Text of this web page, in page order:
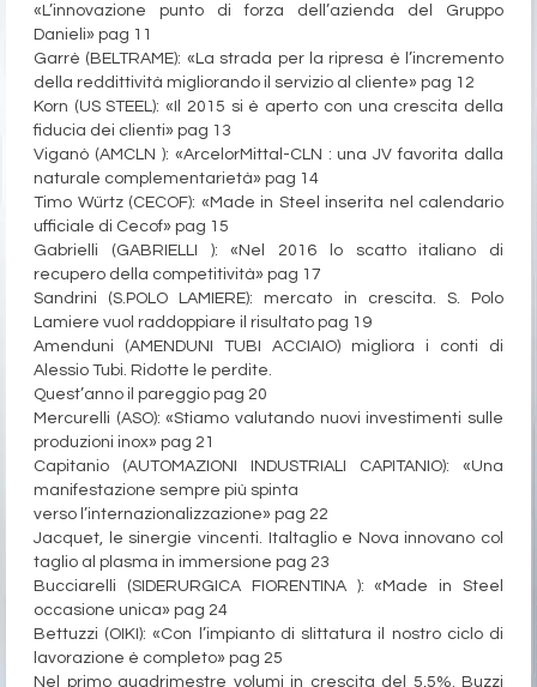
«L’innovazione punto di forza dell’azienda del Gruppo
Danieli» pag 11
Garrè (BELTRAME): «La strada per la ripresa è l’incremento
della reddittività migliorando il servizio al cliente» pag 12
Korn (US STEEL): «Il 2015 si è aperto con una crescita della
fiducia dei clienti» pag 13
Viganò (AMCLN ): «ArcelorMittal-CLN : una JV favorita dalla
naturale complementarietà» pag 14
Timo Würtz (CECOF): «Made in Steel inserita nel calendario
ufficiale di Cecof» pag 15
Gabrielli (GABRIELLI ): «Nel 2016 lo scatto italiano di
recupero della competitività» pag 17
Sandrini (S.POLO LAMIERE): mercato in crescita. S. Polo
Lamiere vuol raddoppiare il risultato pag 19
Amenduni (AMENDUNI TUBI ACCIAIO) migliora i conti di
Alessio Tubi. Ridotte le perdite.
Quest’anno il pareggio pag 20
Mercurelli (ASO): «Stiamo valutando nuovi investimenti sulle
produzioni inox» pag 21
Capitanio (AUTOMAZIONI INDUSTRIALI CAPITANIO): «Una
manifestazione sempre più spinta
verso l’internazionalizzazione» pag 22
Jacquet, le sinergie vincenti. Italtaglio e Nova innovano col
taglio al plasma in immersione pag 23
Bucciarelli (SIDERURGICA FIORENTINA ): «Made in Steel
occasione unica» pag 24
Bettuzzi (OIKI): «Con l’impianto di slittatura il nostro ciclo di
lavorazione è completo» pag 25
Nel primo quadrimestre volumi in crescita del 5,5%. Buzzi